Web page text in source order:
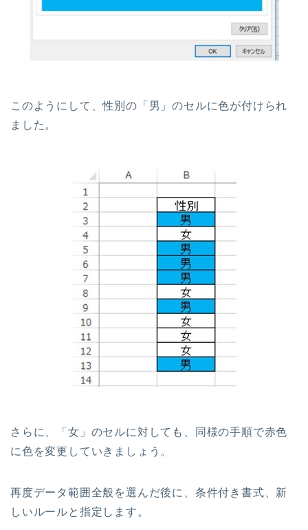
このようにして、性別の「男」のセルに色が付けられ
ました。
さらに、「女」のセルに対しても、同様の手順で赤色
に色を変更していきましょう。
再度データ範囲全般を選んだ後に、条件付き書式、新
しいルールと指定します。